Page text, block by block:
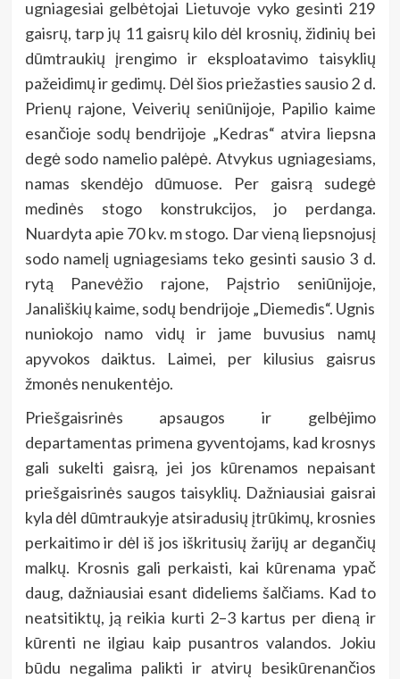
ugniagesiai gelbėtojai Lietuvoje vyko gesinti 219
gaisrų, tarp jų 11 gaisrų kilo dėl krosnių, židinių bei
dūmtraukių įrengimo ir eksploatavimo taisyklių
pažeidimų ir gedimų. Dėl šios priežasties sausio 2 d.
Prienų rajone, Veiverių seniūnijoje, Papilio kaime
esančioje sodų bendrijoje „Kedras“ atvira liepsna
degė sodo namelio palėpė. Atvykus ugniagesiams,
namas skendėjo dūmuose. Per gaisrą sudegė
medinės stogo konstrukcijos, jo perdanga.
Nuardyta apie 70 kv. m stogo. Dar vieną liepsnojusį
sodo namelį ugniagesiams teko gesinti sausio 3 d.
rytą Panevėžio rajone, Paįstrio seniūnijoje,
Janališkių kaime, sodų bendrijoje „Diemedis“. Ugnis
nuniokojo namo vidų ir jame buvusius namų
apyvokos daiktus. Laimei, per kilusius gaisrus
žmonės nenukentėjo.
Priešgaisrinės apsaugos ir gelbėjimo
departamentas primena gyventojams, kad krosnys
gali sukelti gaisrą, jei jos kūrenamos nepaisant
priešgaisrinės saugos taisyklių. Dažniausiai gaisrai
kyla dėl dūmtraukyje atsiradusių įtrūkimų, krosnies
perkaitimo ir dėl iš jos iškritusių žarijų ar degančių
malkų. Krosnis gali perkaisti, kai kūrenama ypač
daug, dažniausiai esant dideliems šalčiams. Kad to
neatsitiktų, ją reikia kurti 2–3 kartus per dieną ir
kūrenti ne ilgiau kaip pusantros valandos. Jokiu
būdu negalima palikti ir atvirų besikūrenančios